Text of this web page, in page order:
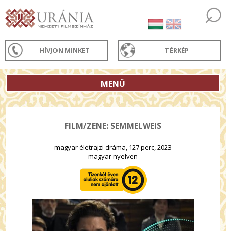
HÍVJON MINKET TÉRKÉP
MENÜ
FILM/ZENE: SEMMELWEIS
magyar életrajzi dráma, 127 perc, 2023
magyar nyelven